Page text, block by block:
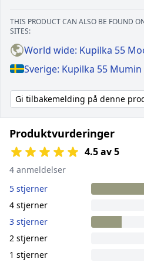
THIS PRODUCT CAN ALSO BE FOUND
SITES:
World wide: Kupilka 55
Sverige: Kupilka 55
Gi tilbakemelding på denne
Produktvurderinger
4.5 av 5
4 anmeldelser
5 stjerner
4 stjerner
3 stjerner
2 stjerner
1 stjerner